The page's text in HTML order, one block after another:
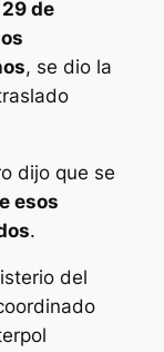
29 de
, se dio la
dijo que se
esos
.
del